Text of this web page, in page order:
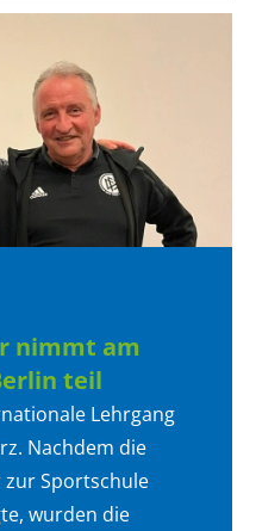
nimmt am
teil
Lehrgang
Nachdem die
zur Sportschule
wurden die